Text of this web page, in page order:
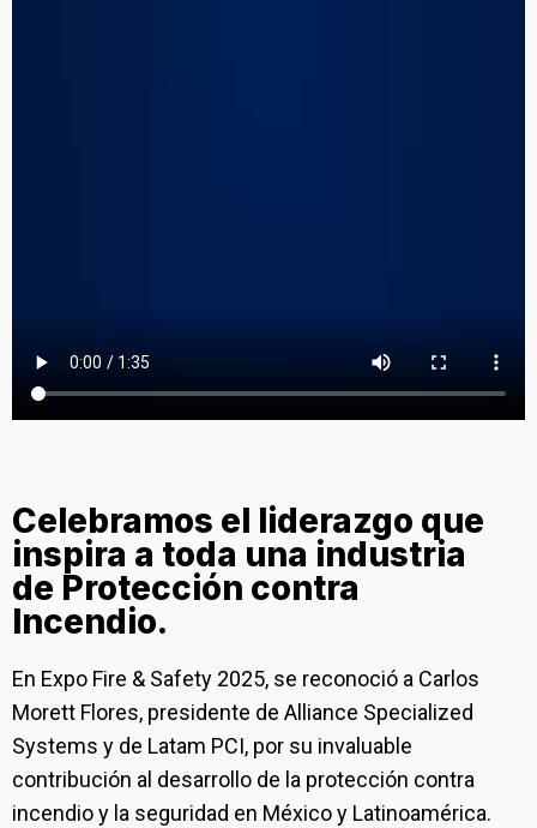
Celebramos el liderazgo que
inspira a toda una industria
de Protección contra
Incendio.
En Expo Fire & Safety 2025, se reconoció a Carlos
Morett Flores, presidente de Alliance Specialized
Systems y de Latam PCI, por su invaluable
contribución al desarrollo de la protección contra
incendio y la seguridad en México y Latinoamérica.